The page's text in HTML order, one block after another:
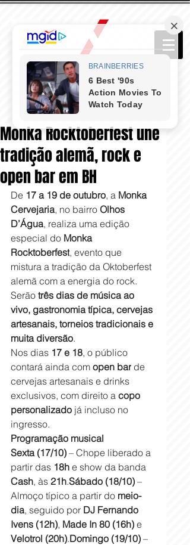
Monka Rocktoberfest une
tradição alemã, rock e
open bar em BH
De 17 a 19 de outubro, a Monka
Cervejaria, no bairro Olhos
D’Água, realiza uma edição
especial do Monka
Rocktoberfest, evento que
mistura a tradição da Oktoberfest
alemã com a energia do rock.
Serão três dias de música ao
vivo, gastronomia típica, cervejas
artesanais, torneios tradicionais e
muita diversão.
Nos dias 17 e 18, o público
contará ainda com open bar de
cervejas artesanais e drinks
exclusivos, com direito a copo
personalizado já incluso no
ingresso.
Programação musical
Sexta (17/10) – Chope liberado a
partir das 18h e show da banda
Cash, às 21h.Sábado (18/10) –
Almoço típico a partir do meio-
dia, seguido por DJ Fernando
Ivens (12h), Made In 80 (16h) e
Velotrol (20h).Domingo (19/10) –